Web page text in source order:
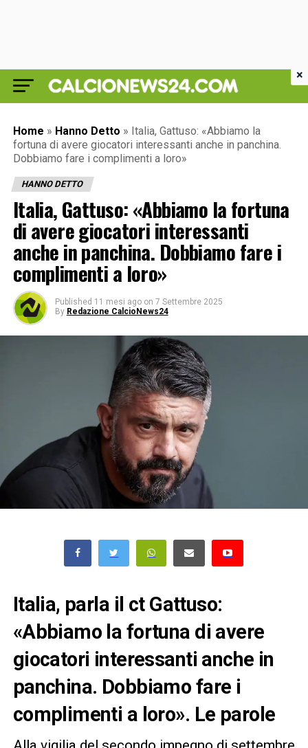
Home » Hanno Detto » Italia, Gattuso: «Abbiamo la
fortuna di avere giocatori interessanti anche in panchina.
Dobbiamo fare i complimenti a loro»
HANNO DETTO
Italia, Gattuso: «Abbiamo la fortuna
di avere giocatori interessanti
anche in panchina. Dobbiamo fare i
complimenti a loro»
Published 11 mesi ago on 7 Settembre 2025
By Redazione CalcioNews24
Italia, parla il ct Gattuso:
«Abbiamo la fortuna di avere
giocatori interessanti anche in
panchina. Dobbiamo fare i
complimenti a loro». Le parole
×